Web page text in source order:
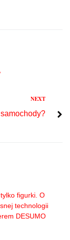
NEXT
figurki. O
technologii
DESUMO